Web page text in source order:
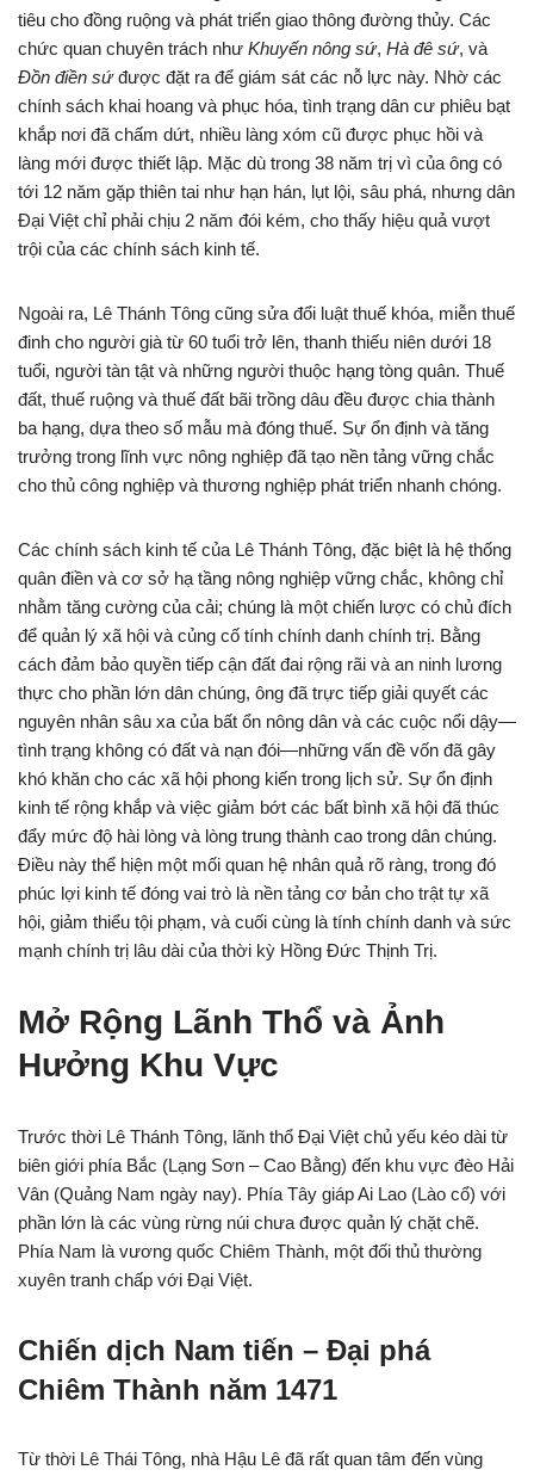
tiêu cho đồng ruộng và phát triển giao thông đường thủy. Các
chức quan chuyên trách như Khuyến nông sứ, Hà đê sứ, và
Đồn điền sứđược đặt ra để giám sát các nỗ lực này. Nhờ các
chính sách khai hoang và phục hóa, tình trạng dân cư phiêu bạt
khắp nơi đã chấm dứt, nhiều làng xóm cũ được phục hồi và
làng mới được thiết lập. Mặc dù trong 38 năm trị vì của ông có
tới 12 năm gặp thiên tai như hạn hán, lụt lội, sâu phá, nhưng dân
Đại Việt chỉ phải chịu 2 năm đói kém, cho thấy hiệu quả vượt
trội của các chính sách kinh tế.
Ngoài ra, Lê Thánh Tông cũng sửa đổi luật thuế khóa, miễn thuế
đinh cho người già từ 60 tuổi trở lên, thanh thiếu niên dưới 18
tuổi, người tàn tật và những người thuộc hạng tòng quân. Thuế
đất, thuế ruộng và thuế đất bãi trồng dâu đều được chia thành
ba hạng, dựa theo số mẫu mà đóng thuế. Sự ổn định và tăng
trưởng trong lĩnh vực nông nghiệp đã tạo nền tảng vững chắc
cho thủ công nghiệp và thương nghiệp phát triển nhanh chóng.
Các chính sách kinh tế của Lê Thánh Tông, đặc biệt là hệ thống
quân điền và cơ sở hạ tầng nông nghiệp vững chắc, không chỉ
nhằm tăng cường của cải; chúng là một chiến lược có chủ đích
để quản lý xã hội và củng cố tính chính danh chính trị. Bằng
cách đảm bảo quyền tiếp cận đất đai rộng rãi và an ninh lương
thực cho phần lớn dân chúng, ông đã trực tiếp giải quyết các
nguyên nhân sâu xa của bất ổn nông dân và các cuộc nổi dậy—
tình trạng không có đất và nạn đói—những vấn đề vốn đã gây
khó khăn cho các xã hội phong kiến trong lịch sử. Sự ổn định
kinh tế rộng khắp và việc giảm bớt các bất bình xã hội đã thúc
đẩy mức độ hài lòng và lòng trung thành cao trong dân chúng.
Điều này thể hiện một mối quan hệ nhân quả rõ ràng, trong đó
phúc lợi kinh tế đóng vai trò là nền tảng cơ bản cho trật tự xã
hội, giảm thiểu tội phạm, và cuối cùng là tính chính danh và sức
mạnh chính trị lâu dài của thời kỳ Hồng Đức Thịnh Trị.
Mở Rộng Lãnh Thổ và Ảnh
Hưởng Khu Vực
Trước thời Lê Thánh Tông, lãnh thổ Đại Việt chủ yếu kéo dài từ
biên giới phía Bắc (Lạng Sơn – Cao Bằng) đến khu vực đèo Hải
Vân (Quảng Nam ngày nay). Phía Tây giáp Ai Lao (Lào cổ) với
phần lớn là các vùng rừng núi chưa được quản lý chặt chẽ.
Phía Nam là vương quốc Chiêm Thành, một đối thủ thường
xuyên tranh chấp với Đại Việt.
Chiến dịch Nam tiến – Đại phá
Chiêm Thành năm 1471
Từ thời Lê Thái Tông, nhà Hậu Lê đã rất quan tâm đến vùng